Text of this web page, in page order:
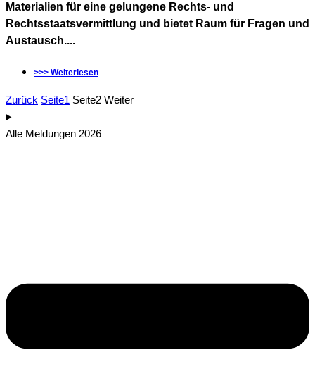
Materialien für eine gelungene Rechts- und
Rechtsstaatsvermittlung und bietet Raum für Fragen und
Austausch....
>>> Weiterlesen
Zurück Seite1 Seite2 Weiter
Alle Meldungen 2026